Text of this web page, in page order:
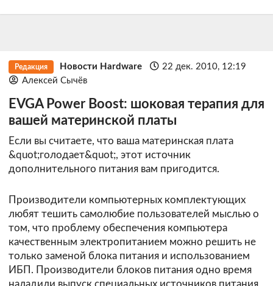
Редакция Новости Hardware
22 дек. 2010, 12:19
Алексей Сычёв
EVGA Power Boost: шоковая терапия для
вашей материнской платы
Если вы считаете, что ваша материнская плата
&quot;голодает&quot;, этот источник
дополнительного питания вам пригодится.
Производители компьютерных комплектующих
любят тешить самолюбие пользователей мыслью о
том, что проблему обеспечения компьютера
качественным электропитанием можно решить не
только заменой блока питания и использованием
ИБП. Производители блоков питания одно время